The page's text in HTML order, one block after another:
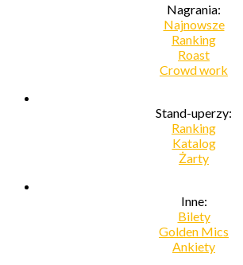
Nagrania:
Najnowsze
Ranking
Roast
Crowd work
Stand-uperzy:
Ranking
Katalog
Żarty
Inne:
Bilety
Golden Mics
Ankiety